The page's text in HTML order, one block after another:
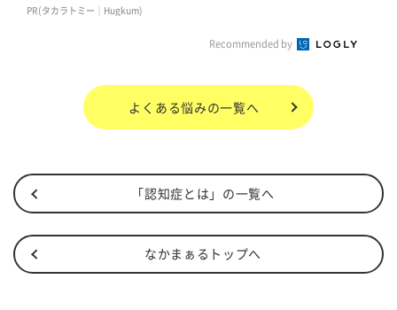
PR(タカラトミー｜Hugkum)
Recommended by
よくある悩みの一覧へ
「認知症とは」の一覧へ
なかまぁるトップへ